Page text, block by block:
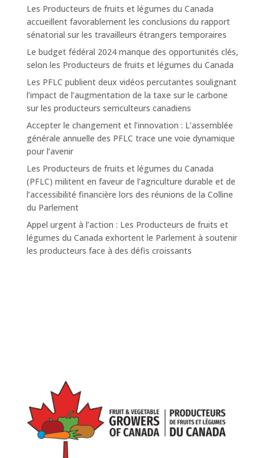
Les Producteurs de fruits et légumes du Canada
accueillent favorablement les conclusions du rapport
sénatorial sur les travailleurs étrangers temporaires
Le budget fédéral 2024 manque des opportunités clés,
selon les Producteurs de fruits et légumes du Canada
Les PFLC publient deux vidéos percutantes soulignant
l’impact de l’augmentation de la taxe sur le carbone
sur les producteurs serriculteurs canadiens
Accepter le changement et l’innovation : L’assemblée
générale annuelle des PFLC trace une voie dynamique
pour l’avenir
Les Producteurs de fruits et légumes du Canada
(PFLC) militent en faveur de l’agriculture durable et de
l’accessibilité financière lors des réunions de la Colline
du Parlement
Appel urgent à l’action : Les Producteurs de fruits et
légumes du Canada exhortent le Parlement à soutenir
les producteurs face à des défis croissants